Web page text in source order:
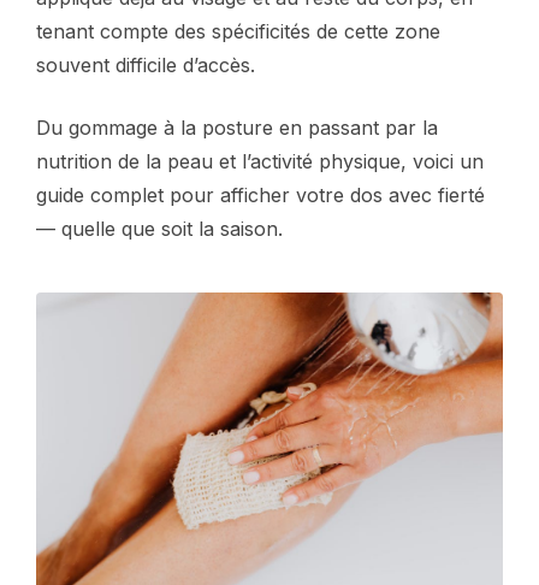
tenant compte des spécificités de cette zone
souvent difficile d’accès.
Du gommage à la posture en passant par la
nutrition de la peau et l’activité physique, voici un
guide complet pour afficher votre dos avec fierté
— quelle que soit la saison.